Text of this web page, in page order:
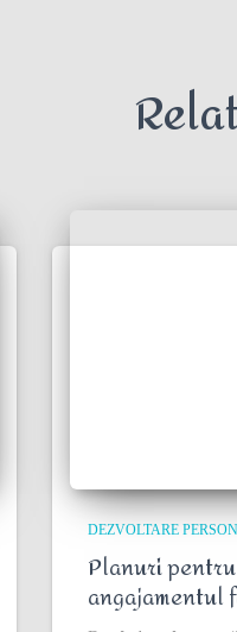
DEZVOLTARE
Planuri
angajamentul